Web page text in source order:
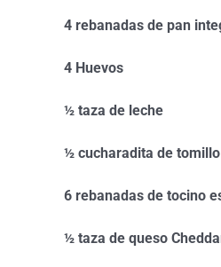
4 rebanadas de pan
4 Huevos
½ taza de leche
½ cucharadita de
6 rebanadas de tocino
½ taza de queso